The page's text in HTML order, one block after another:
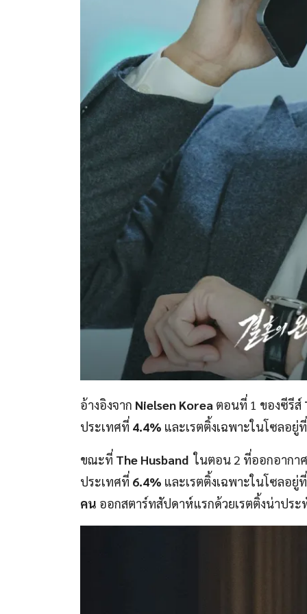
อ้างอิงจาก Nielsen Korea ตอนที่ 1 ของซีรีส์
ประเทศที่ 4.4% และเรตติ้งเฉพาะในโซลอยู่
ขณะที่ The Husband ในตอน 2 ที่ออกอากา
ประเทศที่ 6.4% และเรตติ้งเฉพาะในโซลอยู่
คน ออกสตาร์ทสัปดาห์แรกด้วยเรตติ้งน่าปร